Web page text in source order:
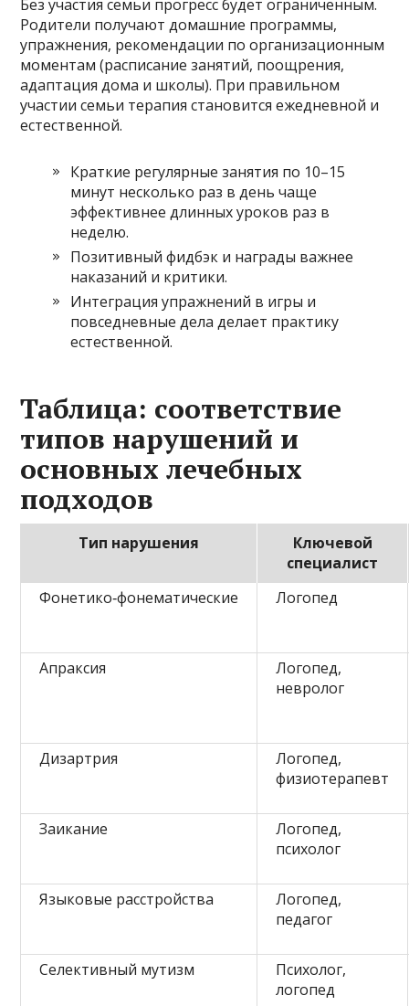
Без участия семьи прогресс будет ограниченным.
Родители получают домашние программы,
упражнения, рекомендации по организационным
моментам (расписание занятий, поощрения,
адаптация дома и школы). При правильном
участии семьи терапия становится ежедневной и
естественной.
Краткие регулярные занятия по 10–15
минут несколько раз в день чаще
эффективнее длинных уроков раз в
неделю.
Позитивный фидбэк и награды важнее
наказаний и критики.
Интеграция упражнений в игры и
повседневные дела делает практику
естественной.
Таблица: соответствие
типов нарушений и
основных лечебных
подходов
Тип нарушения
Ключевой
специалист
Фонетико‑фонематические
Логопед
Апраксия
Логопед,
невролог
Дизартрия
Логопед,
физиотерапевт
Заикание
Логопед,
психолог
Языковые расстройства
Логопед,
педагог
Селективный мутизм
Психолог,
логопед